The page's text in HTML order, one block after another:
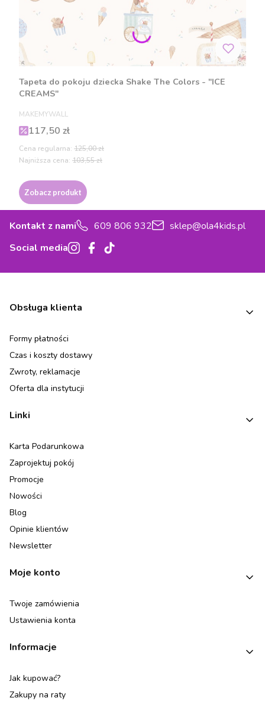
Tapeta do pokoju dziecka Shake The Colors - "ICE
CREAMS"
PRODUCENT
MAKEMYWALL
Cena promocyjna
117,50 zł
Cena regularna: 125,00 zł
Najniższa cena: 103,55 zł
Zobacz produkt
Kontakt z nami 609 806 932
sklep@ola4kids.pl
Social media
Linki w stopce
Obsługa klienta
Formy płatności
Czas i koszty dostawy
Zwroty, reklamacje
Oferta dla instytucji
Linki
Karta Podarunkowa
Zaprojektuj pokój
Promocje
Nowości
Blog
Opinie klientów
Newsletter
Moje konto
Twoje zamówienia
Ustawienia konta
Informacje
Jak kupować?
Zakupy na raty